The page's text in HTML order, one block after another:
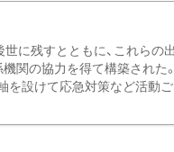
に残すとともに、これらの
関の協力を得て構築された
を設けて応急対策など活動